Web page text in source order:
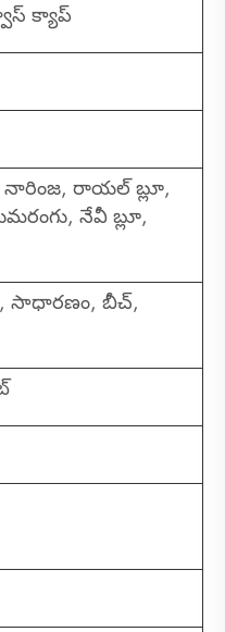
క్యాప్
నారింజ, రాయల్ బ్లూ,
నేవీ బ్లూ,
సాధారణం, బీచ్,